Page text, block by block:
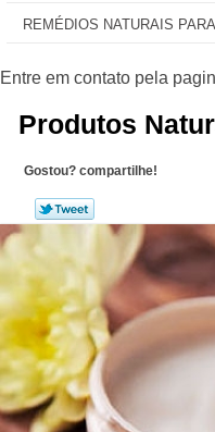
REMÉDIOS NATURAIS
Produtos
Gostou? compartilhe!